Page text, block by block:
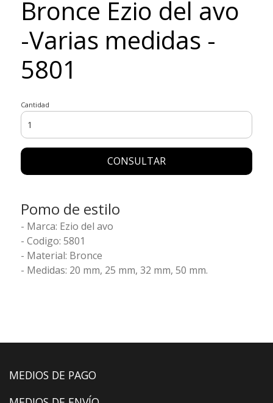
Bronce Ezio del avo
-Varias medidas -
5801
Cantidad
CONSULTAR
Pomo de estilo
- Marca: Ezio del avo
- Codigo: 5801
- Material: Bronce
- Medidas: 20 mm, 25 mm, 32 mm, 50 mm.
MEDIOS DE PAGO